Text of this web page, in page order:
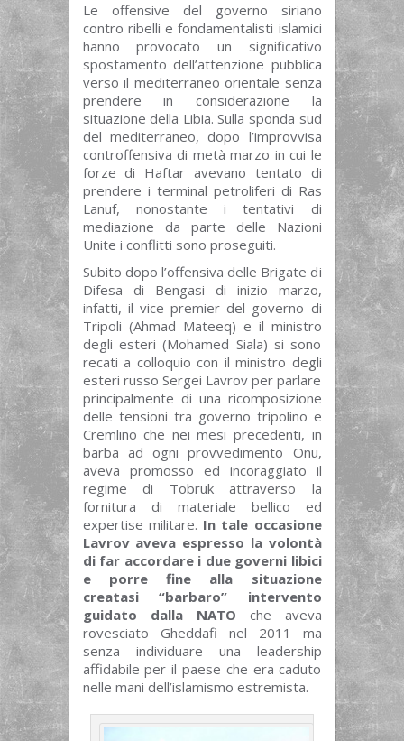
Le offensive del governo siriano
contro ribelli e fondamentalisti islamici
hanno provocato un significativo
spostamento dell’attenzione pubblica
verso il mediterraneo orientale senza
prendere in considerazione la
situazione della Libia. Sulla sponda sud
del mediterraneo, dopo l’improvvisa
controffensiva di metà marzo in cui le
forze di Haftar avevano tentato di
prendere i terminal petroliferi di Ras
Lanuf, nonostante i tentativi di
mediazione da parte delle Nazioni
Unite i conflitti sono proseguiti.
Subito dopo l’offensiva delle Brigate di
Difesa di Bengasi di inizio marzo,
infatti, il vice premier del governo di
Tripoli (Ahmad Mateeq) e il ministro
degli esteri (Mohamed Siala) si sono
recati a colloquio con il ministro degli
esteri russo Sergei Lavrov per parlare
principalmente di una ricomposizione
delle tensioni tra governo tripolino e
Cremlino che nei mesi precedenti, in
barba ad ogni provvedimento Onu,
aveva promosso ed incoraggiato il
regime di Tobruk attraverso la
fornitura di materiale bellico ed
expertise militare. In tale occasione
Lavrov aveva espresso la volontà
di far accordare i due governi libici
e porre fine alla situazione
creatasi “barbaro” intervento
guidato dalla NATO che aveva
rovesciato Gheddafi nel 2011 ma
senza individuare una leadership
affidabile per il paese che era caduto
nelle mani dell’islamismo estremista.